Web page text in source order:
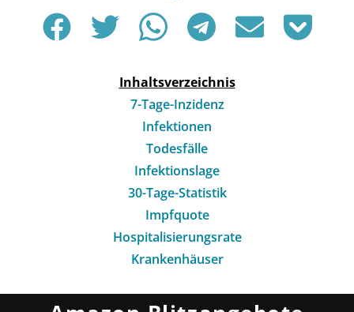
Inhaltsverzeichnis
7-Tage-Inzidenz
Infektionen
Todesfälle
Infektionslage
30-Tage-Statistik
Impfquote
Hospitalisierungsrate
Krankenhäuser